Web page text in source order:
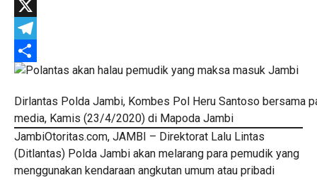
Threads
X
Telegram
Share
Dirlantas Polda Jambi, Kombes Pol Heru Santoso bersama
media, Kamis (23/4/2020) di Mapoda Jambi
JambiOtoritas.com, JAMBI – Direktorat Lalu Lintas
(Ditlantas) Polda Jambi akan melarang para pemudik yang
menggunakan kendaraan angkutan umum atau pribadi